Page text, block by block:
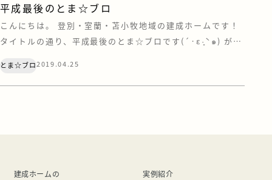
平成最後のとま☆ブロ
こんにちは。 登別・室蘭・苫小牧地域の建成ホームです！
タイトルの通り、平成最後のとま☆ブロです(´·ε·̥ˋ๑) が、
クトの見え方が変わった気がしていて 視力下がったのかな
～。思い当たる節がありすぎるな～(^^; と思っていたので
とま☆ブロ2019.04.25
建成ホームの
実例紹介